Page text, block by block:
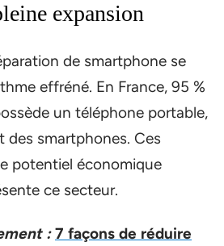
expansion
de smartphone se
effréné. En France, 95 %
un téléphone portable,
des smartphones. Ces
potentiel économique
ce secteur.
: 7 façons de réduire